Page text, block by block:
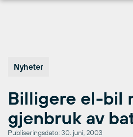
Nyheter
Billigere el-bil
gjenbruk av
Publiseringsdato: 30. juni, 2003